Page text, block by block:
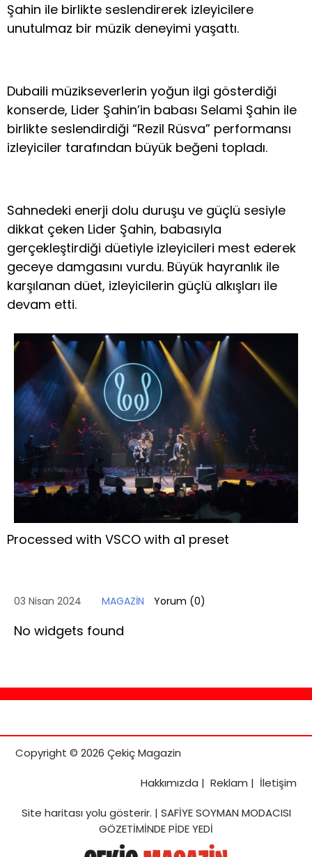
Şahin ile birlikte seslendirerek izleyicilere
unutulmaz bir müzik deneyimi yaşattı.
Dubaili müzikseverlerin yoğun ilgi gösterdiği
konserde, Lider Şahin’in babası Selami Şahin ile
birlikte seslendirdiği “Rezil Rüsva” performansı
izleyiciler tarafından büyük beğeni topladı.
Sahnedeki enerji dolu duruşu ve güçlü sesiyle
dikkat çeken Lider Şahin, babasıyla
gerçekleştirdiği düetiyle izleyicileri mest ederek
geceye damgasını vurdu. Büyük hayranlık ile
karşılanan düet, izleyicilerin güçlü alkışları ile
devam etti.
Processed with VSCO with a1 preset
03 Nisan 2024 MAGAZİN Yorum (0)
No widgets found
Copyright © 2026 Çekiç Magazin
Hakkımızda | Reklam | İletişim
Site haritasıyolu gösterir. | SAFİYE SOYMAN MODACISI
GÖZETİMİNDE PİDE YEDİ